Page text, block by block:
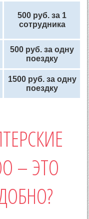
500 руб. за 1
сотрудника
500 руб. за одну
поездку
1500 руб. за одну
поездку
– ЭТО